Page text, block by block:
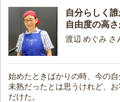
自分らしく誰
自由度の高
渡辺 めぐみ さ
始めたときばかりの時、今の
未熟だったとは思うけれど、
だけた。